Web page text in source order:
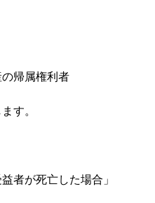
帰属権利者
す。
者が死亡した場合」